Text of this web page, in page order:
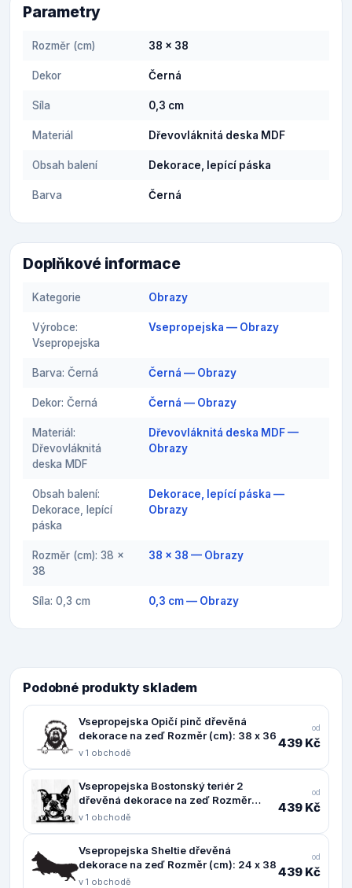
Parametry
Rozměr (cm) 38 x 38
Dekor Černá
Síla 0,3 cm
Materiál Dřevovláknitá deska MDF
Obsah balení Dekorace, lepící páska
Barva Černá
Doplňkové informace
Kategorie Obrazy
Výrobce:
Vsepropejska
Vsepropejska — Obrazy
Barva: Černá Černá — Obrazy
Dekor: Černá Černá — Obrazy
Materiál:
Dřevovláknitá
deska MDF
Dřevovláknitá deska MDF —
Obrazy
Obsah balení:
Dekorace, lepící
páska
Dekorace, lepící páska —
Obrazy
Rozměr (cm): 38 x
38
38 x 38 — Obrazy
Síla: 0,3 cm 0,3 cm — Obrazy
Podobné produkty skladem
Vsepropejska Opičí pinč dřevěná
dekorace na zeď Rozměr (cm): 38 x 36
v 1 obchodě
od
439 Kč
Vsepropejska Bostonský teriér 2
dřevěná dekorace na zeď Rozměr
(cm): 37 x 38
v 1 obchodě
od
439 Kč
Vsepropejska Sheltie dřevěná
dekorace na zeď Rozměr (cm): 24 x 38
v 1 obchodě
od
439 Kč